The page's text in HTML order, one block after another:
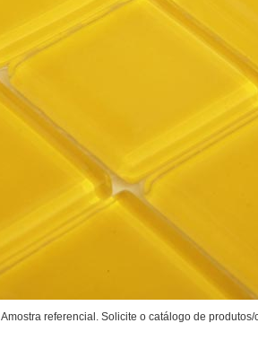
Amostra referencial. Solicite o catálogo de produtos/